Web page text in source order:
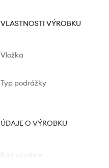
VLASTNOSTI VÝROBKU
Vložka
Typ podrážky
ÚDAJE O VÝROBKU